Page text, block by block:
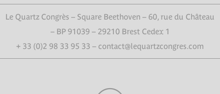
Le Quartz Congrès – Square Beethoven – 60, rue du Château
– BP 91039 – 29210 Brest Cedex 1
+ 33 (0)2 98 33 95 33 – contact@lequartzcongres.com